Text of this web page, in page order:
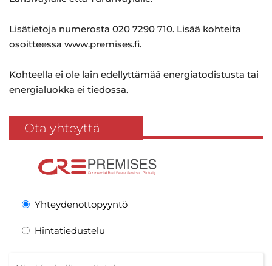
Lisätietoja numerosta 020 7290 710. Lisää kohteita
osoitteessa www.premises.fi.
Kohteella ei ole lain edellyttämää energiatodistusta tai
energialuokka ei tiedossa.
Ota yhteyttä
Yhteydenottopyyntö
Hintatiedustelu